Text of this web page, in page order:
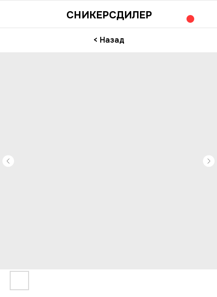
СНИКЕРСДИЛЕР
< Назад